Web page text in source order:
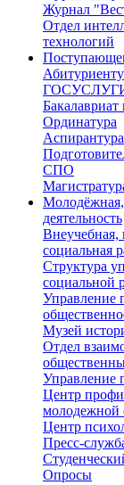
Журнал
Отдел
технологий
Абитуриенту
ГОСУСЛУГИ
Бакалавриат
Ординатура
Аспирантура
СПО
Молодёжная,
деятельность
Внеучебная,
социальная
Структура
социальной
Управление
Музей
Отдел
Управление
Центр
молодежной
Центр
Пресс-
Опросы